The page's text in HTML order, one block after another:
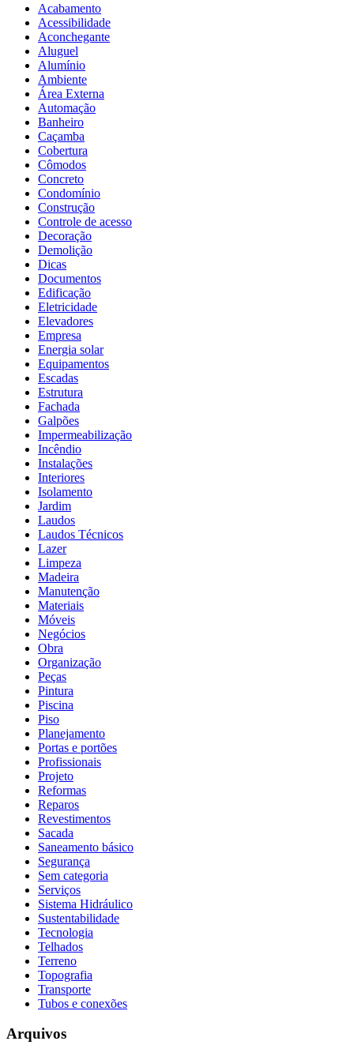
Acabamento
Acessibilidade
Aconchegante
Aluguel
Alumínio
Ambiente
Área Externa
Automação
Banheiro
Caçamba
Cobertura
Cômodos
Concreto
Condomínio
Construção
Controle de acesso
Decoração
Demolição
Dicas
Documentos
Edificação
Eletricidade
Elevadores
Empresa
Energia solar
Equipamentos
Escadas
Estrutura
Fachada
Galpões
Impermeabilização
Incêndio
Instalações
Interiores
Isolamento
Jardim
Laudos
Laudos Técnicos
Lazer
Limpeza
Madeira
Manutenção
Materiais
Móveis
Negócios
Obra
Organização
Peças
Pintura
Piscina
Piso
Planejamento
Portas e portões
Profissionais
Projeto
Reformas
Reparos
Revestimentos
Sacada
Saneamento básico
Segurança
Sem categoria
Serviços
Sistema Hidráulico
Sustentabilidade
Tecnologia
Telhados
Terreno
Topografia
Transporte
Tubos e conexões
Arquivos